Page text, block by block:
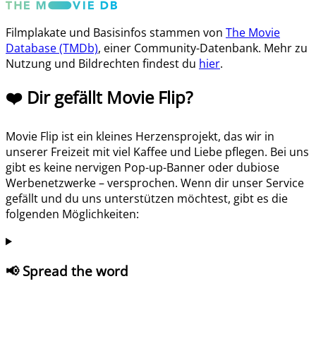
Filmplakate und Basisinfos stammen von The Movie
Database (TMDb), einer Community-Datenbank. Mehr zu
Nutzung und Bildrechten findest du hier.
❤️ Dir gefällt Movie Flip?
Movie Flip ist ein kleines Herzensprojekt, das wir in
unserer Freizeit mit viel Kaffee und Liebe pflegen. Bei uns
gibt es keine nervigen Pop-up-Banner oder dubiose
Werbenetzwerke – versprochen. Wenn dir unser Service
gefällt und du uns unterstützen möchtest, gibt es die
folgenden Möglichkeiten:
📢 Spread the word